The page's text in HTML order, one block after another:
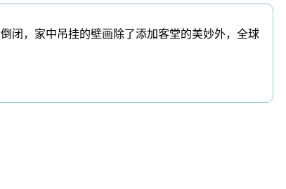
，家中吊挂的壁画除了添加客堂的美妙外，全球